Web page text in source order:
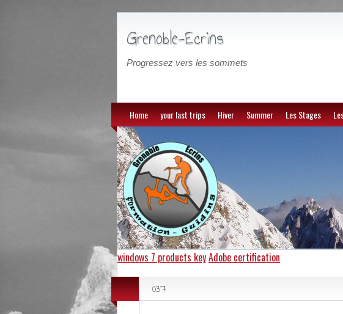
Grenoble-Ecrins
Progressez vers les sommets
Home your last trips Hiver Summer Les Stages
windows 7 products keyAdobe certification
037